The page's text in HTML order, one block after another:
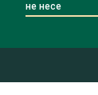
не несе